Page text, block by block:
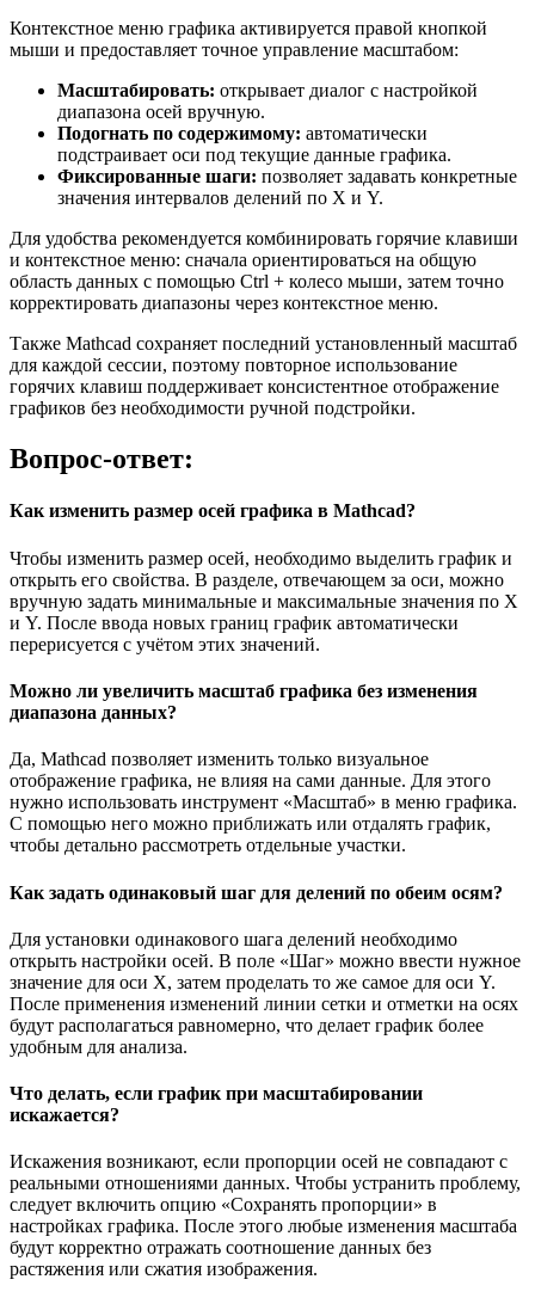
Контекстное меню графика активируется правой кнопкой
мыши и предоставляет точное управление масштабом:
Масштабировать: открывает диалог с настройкой
диапазона осей вручную.
Подогнать по содержимому: автоматически
подстраивает оси под текущие данные графика.
Фиксированные шаги: позволяет задавать конкретные
значения интервалов делений по X и Y.
Для удобства рекомендуется комбинировать горячие клавиши
и контекстное меню: сначала ориентироваться на общую
область данных с помощью Ctrl + колесо мыши, затем точно
корректировать диапазоны через контекстное меню.
Также Mathcad сохраняет последний установленный масштаб
для каждой сессии, поэтому повторное использование
горячих клавиш поддерживает консистентное отображение
графиков без необходимости ручной подстройки.
Вопрос-ответ:
Как изменить размер осей графика в Mathcad?
Чтобы изменить размер осей, необходимо выделить график и
открыть его свойства. В разделе, отвечающем за оси, можно
вручную задать минимальные и максимальные значения по X
и Y. После ввода новых границ график автоматически
перерисуется с учётом этих значений.
Можно ли увеличить масштаб графика без изменения
диапазона данных?
Да, Mathcad позволяет изменить только визуальное
отображение графика, не влияя на сами данные. Для этого
нужно использовать инструмент «Масштаб» в меню графика.
С помощью него можно приближать или отдалять график,
чтобы детально рассмотреть отдельные участки.
Как задать одинаковый шаг для делений по обеим осям?
Для установки одинакового шага делений необходимо
открыть настройки осей. В поле «Шаг» можно ввести нужное
значение для оси X, затем проделать то же самое для оси Y.
После применения изменений линии сетки и отметки на осях
будут располагаться равномерно, что делает график более
удобным для анализа.
Что делать, если график при масштабировании
искажается?
Искажения возникают, если пропорции осей не совпадают с
реальными отношениями данных. Чтобы устранить проблему,
следует включить опцию «Сохранять пропорции» в
настройках графика. После этого любые изменения масштаба
будут корректно отражать соотношение данных без
растяжения или сжатия изображения.